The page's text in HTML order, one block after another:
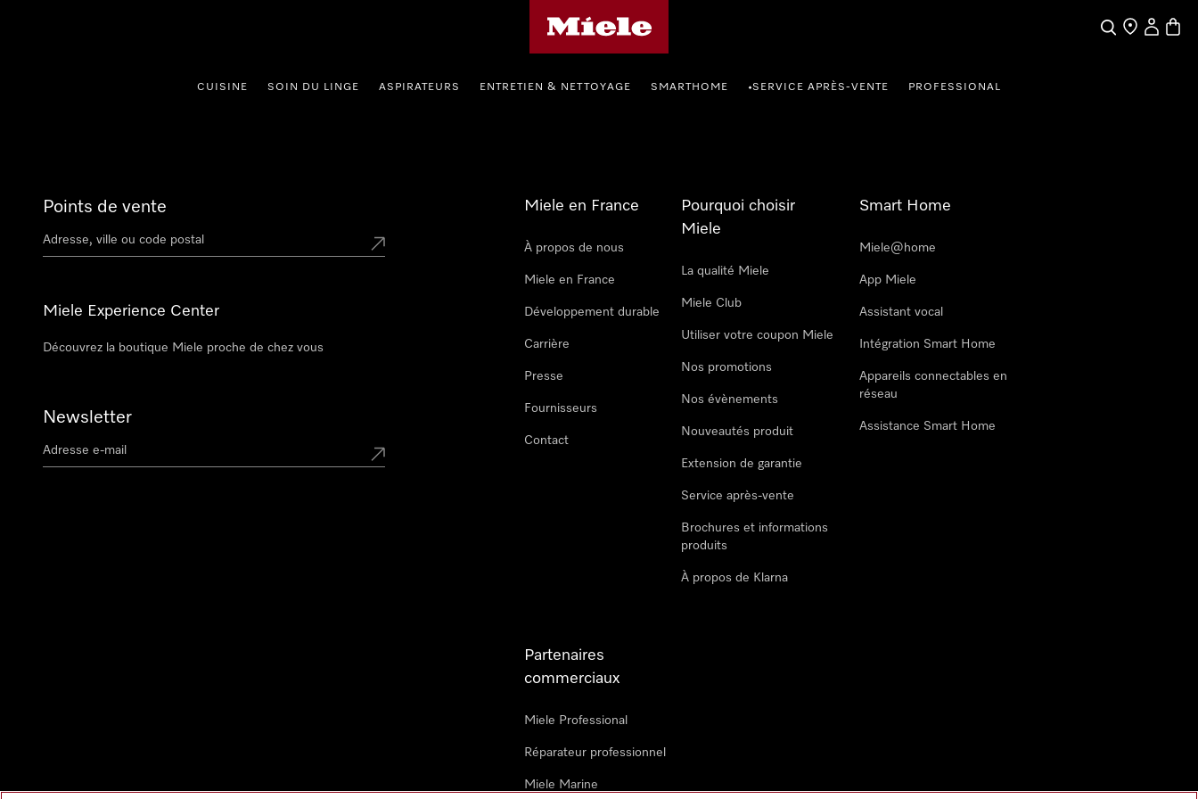
SearchFind a store
My
CUISINE SOIN DU LINGE ASPIRATEURS ENTRETIEN & NETTOYAGE SMARTHOME •SERVICE APRÈS-VENTE PROFESSIONAL
Points de vente
Miele Experience Center
Découvrez la boutique Miele proche de chez vous
Newsletter
Miele en France
À propos de nous
Miele en France
Développement durable
Carrière
Presse
Fournisseurs
Contact
Pourquoi choisir
Miele
La qualité Miele
Miele Club
Utiliser votre coupon Miele
Nos promotions
Nos évènements
Nouveautés produit
Extension de garantie
Service après-vente
Brochures et informations
produits
À propos de Klarna
Smart Home
Miele@home
App Miele
Assistant vocal
Intégration Smart Home
Appareils connectables en
réseau
Assistance Smart Home
Partenaires
commerciaux
Miele Professional
Réparateur professionnel
Miele Marine